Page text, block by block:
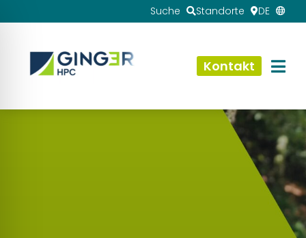
Suche Standorte DE
Kontakt